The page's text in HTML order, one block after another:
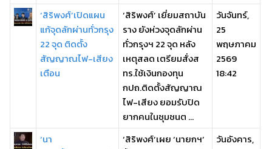
‘สิริพงศ์’เปิดแผน
แก้จุดลักผ่านทั่วกรุง
22 จุด ติดตั้ง
สัญญาณไฟ-เสียง
เตือน
‘สิริพงศ์’ เยี่ยมสถาบัน
ราง ยังห่วงจุดลักผ่าน
ทั่วกรุงฯ 22 จุด หลัง
เหตุสลด เตรียมสั่งส
ทร.ใช้เงินกองทุน
กปถ.ติดตั้งสัญญาณ
ไฟ-เสียง ยอมรับปิด
ยากคนในชุมชนต ...
วันจันทร์,
25
พฤษภาคม
2569
18:42
‘นา
‘สิริพงศ์’เผย ‘นายกฯ’
วันอังคาร,